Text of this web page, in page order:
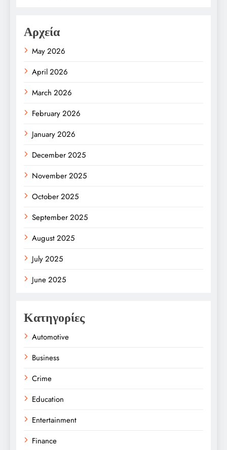
Αρχεία
May 2026
April 2026
March 2026
February 2026
January 2026
December 2025
November 2025
October 2025
September 2025
August 2025
July 2025
June 2025
Κατηγορίες
Automotive
Business
Crime
Education
Entertainment
Finance